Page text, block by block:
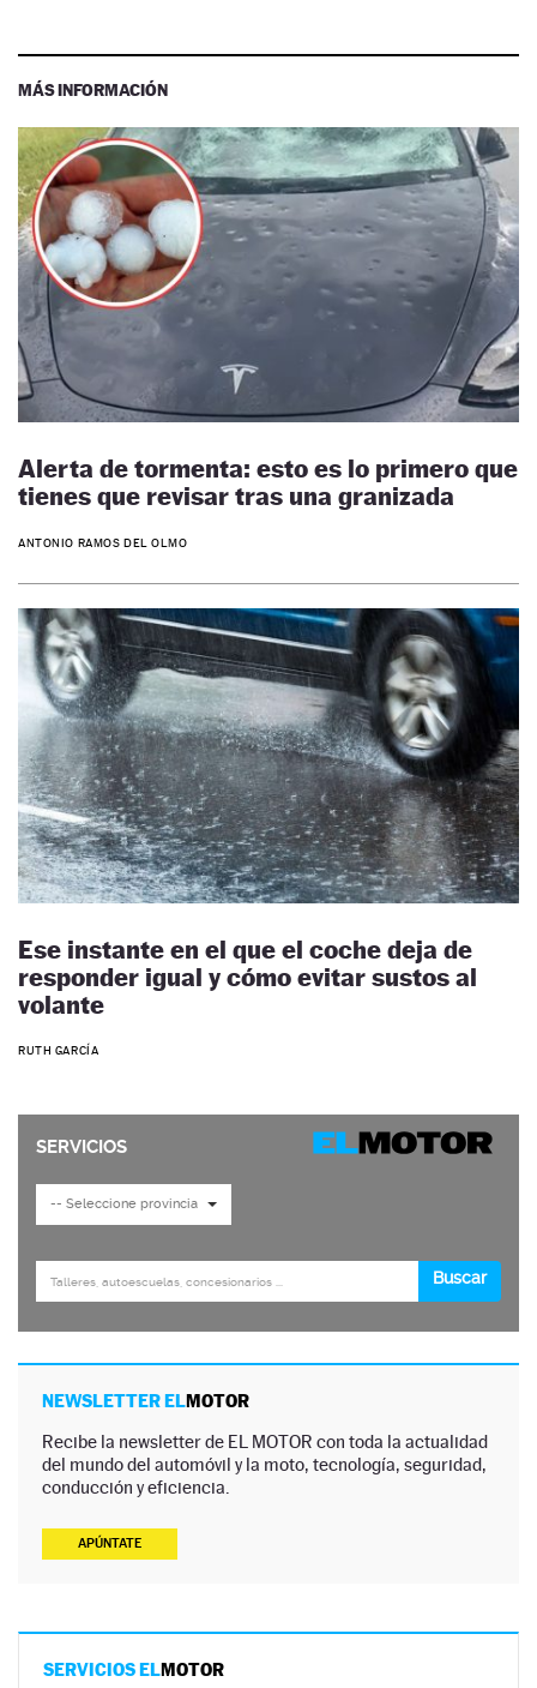
MÁS INFORMACIÓN
Alerta de tormenta: esto es lo primero que
tienes que revisar tras una granizada
ANTONIO RAMOS DEL OLMO
Ese instante en el que el coche deja de
responder igual y cómo evitar sustos al
volante
RUTH GARCÍA
NEWSLETTER ELMOTOR
Recibe la newsletter de EL MOTOR con toda la actualidad
del mundo del automóvil y la moto, tecnología, seguridad,
conducción y eficiencia.
APÚNTATE
SERVICIOS ELMOTOR